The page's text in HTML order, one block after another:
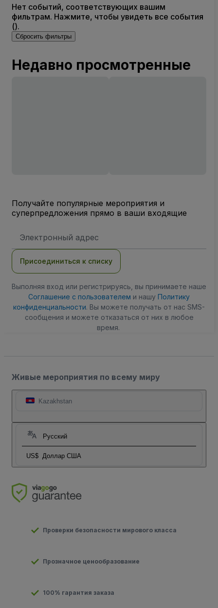
Нет событий, соответствующих вашим
фильтрам. Нажмите, чтобы увидеть все события
().
Сбросить фильтры
Недавно просмотренные
Получайте популярные мероприятия и
суперпредложения прямо в ваши входящие
электронной
Присоединиться к списку
Выполняя вход или регистрируясь, вы принимаете наше
Соглашение с пользователем и нашу Политику
конфиденциальности. Вы можете получать от нас SMS-
сообщения и можете отказаться от них в любое
время.
Живые мероприятия по всему миру
Kazakhstan
Русский
US$ Доллар США
Проверки безопасности мирового класса
Прозначное ценообразование
100% гарантия заказа